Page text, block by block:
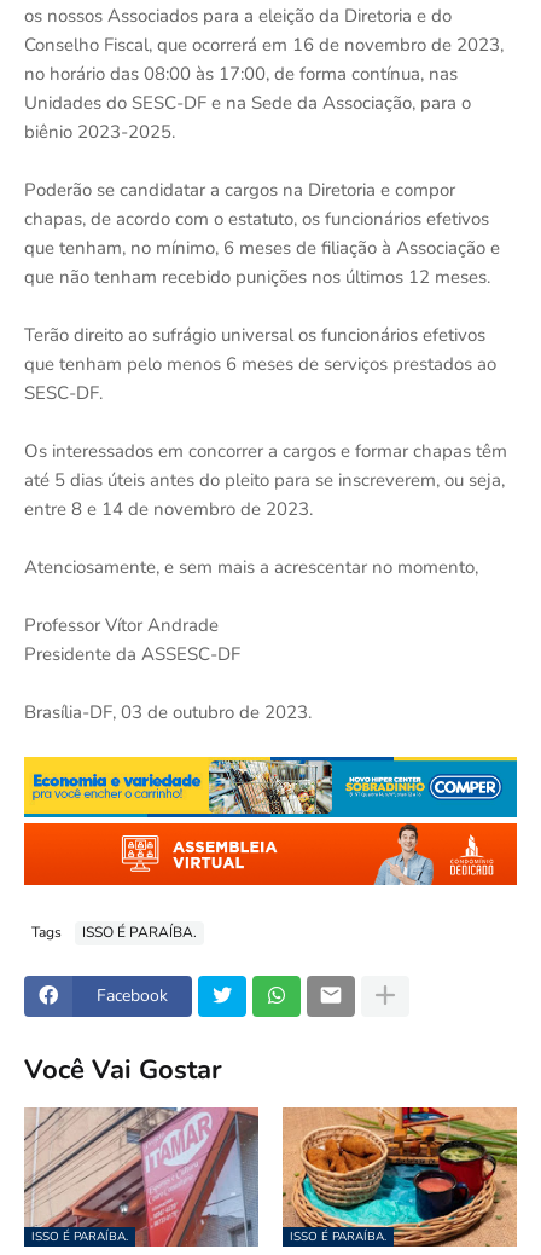
os nossos Associados para a eleição da Diretoria e do
Conselho Fiscal, que ocorrerá em 16 de novembro de 2023,
no horário das 08:00 às 17:00, de forma contínua, nas
Unidades do SESC-DF e na Sede da Associação, para o
biênio 2023-2025.
Poderão se candidatar a cargos na Diretoria e compor
chapas, de acordo com o estatuto, os funcionários efetivos
que tenham, no mínimo, 6 meses de filiação à Associação e
que não tenham recebido punições nos últimos 12 meses.
Terão direito ao sufrágio universal os funcionários efetivos
que tenham pelo menos 6 meses de serviços prestados ao
SESC-DF.
Os interessados em concorrer a cargos e formar chapas têm
até 5 dias úteis antes do pleito para se inscreverem, ou seja,
entre 8 e 14 de novembro de 2023.
Atenciosamente, e sem mais a acrescentar no momento,
Professor Vítor Andrade
Presidente da ASSESC-DF
Brasília-DF, 03 de outubro de 2023.
Tags ISSO É PARAÍBA.
Facebook
Você Vai Gostar
ISSO É PARAÍBA. ISSO É PARAÍBA.